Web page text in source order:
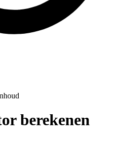
berekenen